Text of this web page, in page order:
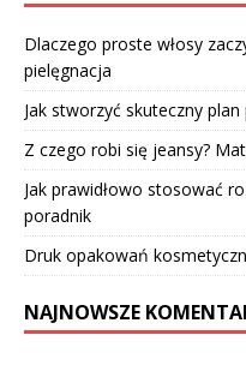
Dlaczego proste włosy
pielęgnacja
Jak stworzyć skuteczny
Z czego robi się jeansy?
Jak prawidłowo stosować
poradnik
Druk opakowań
NAJNOWSZE